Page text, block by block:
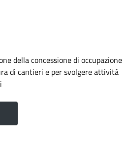
della concessione di occupazione
di cantieri e per svolgere attività